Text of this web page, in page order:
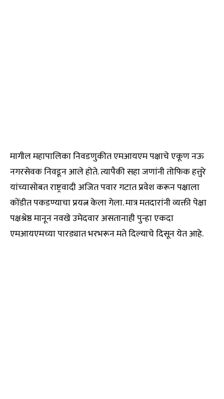
मागील महापालिका निवडणुकीत एमआयएम पक्षाचे एकूण नऊ
नगरसेवक निवडून आले होते. त्यापैकी सहा जणांनी तोफिक हत्तुरे
यांच्यासोबत राष्ट्रवादी अजित पवार गटात प्रवेश करून पक्षाला
कोंडीत पकडण्याचा प्रयत्न केला गेला. मात्र मतदारांनी व्यक्ती पेक्षा
पक्षश्रेष्ठ मानून नवखे उमेदवार असतानाही पुन्हा एकदा
एमआयएमच्या पारड्यात भरभरून मते दिल्याचे दिसून येत आहे.